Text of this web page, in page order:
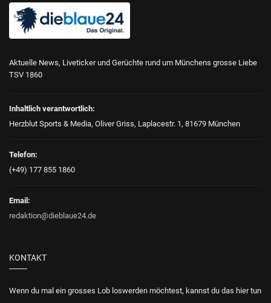
Aktuelle News, Liveticker und Gerüchte rund um Münchens grosse Liebe
TSV 1860
Inhaltlich verantwortlich:
Herzblut Sports & Media, Oliver Griss, Laplacestr. 1, 81679 München
Telefon:
(+49) 177 855 1860
Email:
redaktion@dieblaue24.de
KONTAKT
Wenn du mal ein grosses Lob loswerden möchtest, kannst du das hier tun